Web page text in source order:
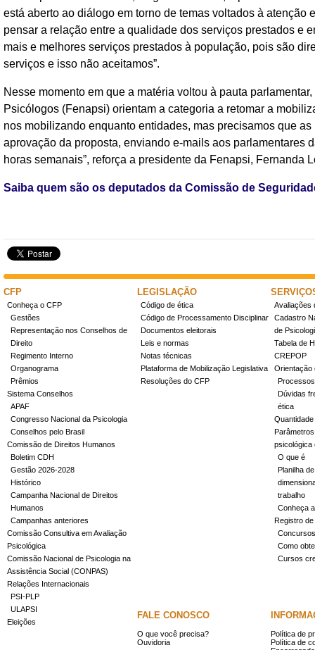
está aberto ao diálogo em torno de temas voltados à atenção
pensar a relação entre a qualidade dos serviços prestados e
mais e melhores serviços prestados à população, pois são
serviços e isso não aceitamos”.
Nesse momento em que a matéria voltou à pauta
Psicólogos (Fenapsi) orientam a categoria a retomar a
nos mobilizando enquanto entidades, mas precisamos que
aprovação da proposta, enviando e-mails aos parlamentares
horas semanais”, reforça a presidente da Fenapsi, Fernanda
Saiba quem são os deputados da Comissão de
CFP
Conheça o CFP
Gestões
Representação nos Conselhos de
Direito
Regimento Interno
Organograma
Prêmios
Sistema Conselhos
APAF
Congresso Nacional da Psicologia
Conselhos pelo Brasil
Comissão de Direitos Humanos
Boletim CDH
Gestão 2026-2028
Histórico
Campanha Nacional de Direitos
Humanos
Campanhas anteriores
Comissão Consultiva em Avaliação
Psicológica
Comissão Nacional de Psicologia na
Assistência Social (CONPAS)
Relações Internacionais
PSI-PLP
ULAPSI
Eleições
LEGISLAÇÃO
Código de ética
Código de Processamento Disciplinar
Documentos eleitorais
Leis e normas
Notas técnicas
Plataforma de Mobilização Legislativa
Resoluções do CFP
Avaliações
Cadastro
de
Tabela de
CREPOP
Orientação
Dúvidas
ética
psicológica
O que é
Planilha
trabalho
Conheça
Registro
Concursos
Como
Cursos
FALE CONOSCO
O que você precisa?
Ouvidoria
Política de
Política de